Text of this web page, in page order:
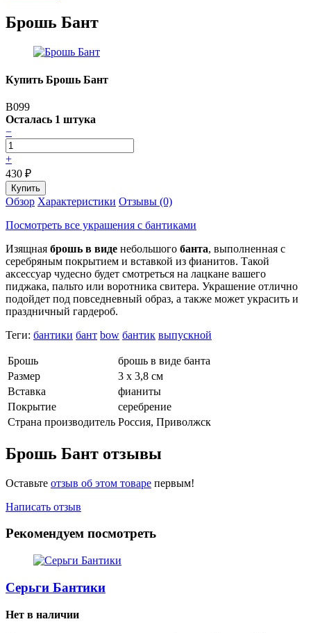
Брошь Бант
Купить Брошь Бант
B099
Осталась 1 штука
−
+
430 ₽
Обзор Характеристики Отзывы (0)
Посмотреть все украшения с бантиками
Изящная брошь в виде небольшого банта, выполненная с
серебряным покрытием и вставкой из фианитов. Такой
аксессуар чудесно будет смотреться на лацкане вашего
пиджака, пальто или воротника свитера. Украшение отлично
подойдет под повседневный образ, а также может украсить и
праздничный гардероб.
Теги: бантики бант bow бантик выпускной
Брошь
брошь в виде банта
Размер
3 х 3,8 см
Вставка
фианиты
Покрытие
серебрение
Страна производитель Россия, Приволжск
Брошь Бант отзывы
Оставьте отзыв об этом товаре первым!
Написать отзыв
Рекомендуем посмотреть
Серьги Бантики
Нет в наличии